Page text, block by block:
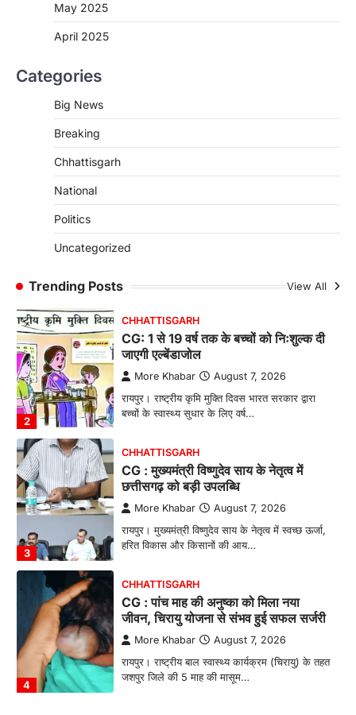
May 2025
April 2025
Categories
Big News
Breaking
Chhattisgarh
National
Politics
Uncategorized
Trending Posts View All
जशपुर जिले की 5 माह की मासूम…
CG: छिपली की दीदियों का कमाल, बकरी
बनाने की दिशा में जिले के नगरी…
2
CHHATTISGARH
CG: 1 से 19 वर्ष तक के बच्चों को निःशुल्क दी
जाएगी एल्बेंडाजोल
More Khabar August 7, 2026
रायपुर। राष्ट्रीय कृमि मुक्ति दिवस भारत सरकार द्वारा
बच्चों के स्वास्थ्य सुधार के लिए वर्ष…
3
CHHATTISGARH
CG : मुख्यमंत्री विष्णुदेव साय के नेतृत्व में
छत्तीसगढ़ को बड़ी उपलब्धि
More Khabar August 7, 2026
रायपुर। मुख्यमंत्री विष्णुदेव साय के नेतृत्व में स्वच्छ ऊर्जा,
हरित विकास और किसानों की आय…
4
CHHATTISGARH
CG : पांच माह की अनुष्का को मिला नया
जीवन, चिरायु योजना से संभव हुई सफल सर्जरी
More Khabar August 7, 2026
रायपुर। राष्ट्रीय बाल स्वास्थ्य कार्यक्रम (चिरायु) के तहत
जशपुर जिले की 5 माह की मासूम…